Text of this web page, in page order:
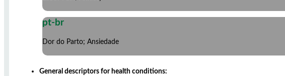
pt-br
Dor do Parto; Ansiedade
General descriptors for health conditions: